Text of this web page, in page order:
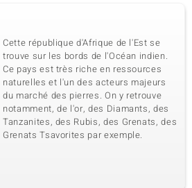
Cette république d'Afrique de l'Est se
trouve sur les bords de l'Océan indien.
Ce pays est très riche en ressources
naturelles et l'un des acteurs majeurs
du marché des pierres. On y retrouve
notamment, de l'or, des Diamants, des
Tanzanites, des Rubis, des Grenats, des
Grenats Tsavorites par exemple.